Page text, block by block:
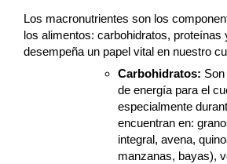
Los macronutrientes son los
los alimentos: carbohidratos, proteínas
desempeña un papel vital en nuestro
Carbohidratos:
de energía para el
especialmente
encuentran en:
integral, avena,
manzanas, bayas),